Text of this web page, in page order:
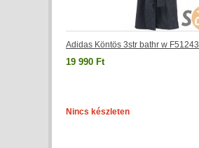
Adidas Köntös 3str bathr w F51243
19 990 Ft
Nincs készleten